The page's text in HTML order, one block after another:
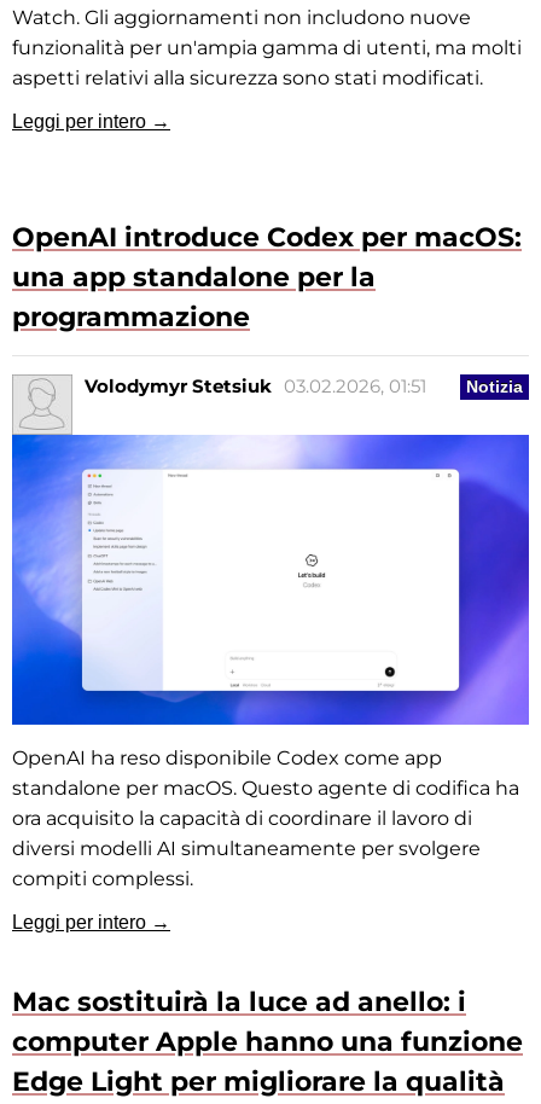
Watch. Gli aggiornamenti non includono nuove
funzionalità per un'ampia gamma di utenti, ma molti
aspetti relativi alla sicurezza sono stati modificati.
Leggi per intero →
OpenAI introduce Codex per macOS:
una app standalone per la
programmazione
Notizia
Volodymyr Stetsiuk 03.02.2026, 01:51
OpenAI ha reso disponibile Codex come app
standalone per macOS. Questo agente di codifica ha
ora acquisito la capacità di coordinare il lavoro di
diversi modelli AI simultaneamente per svolgere
compiti complessi.
Leggi per intero →
Mac sostituirà la luce ad anello: i
computer Apple hanno una funzione
Edge Light per migliorare la qualità